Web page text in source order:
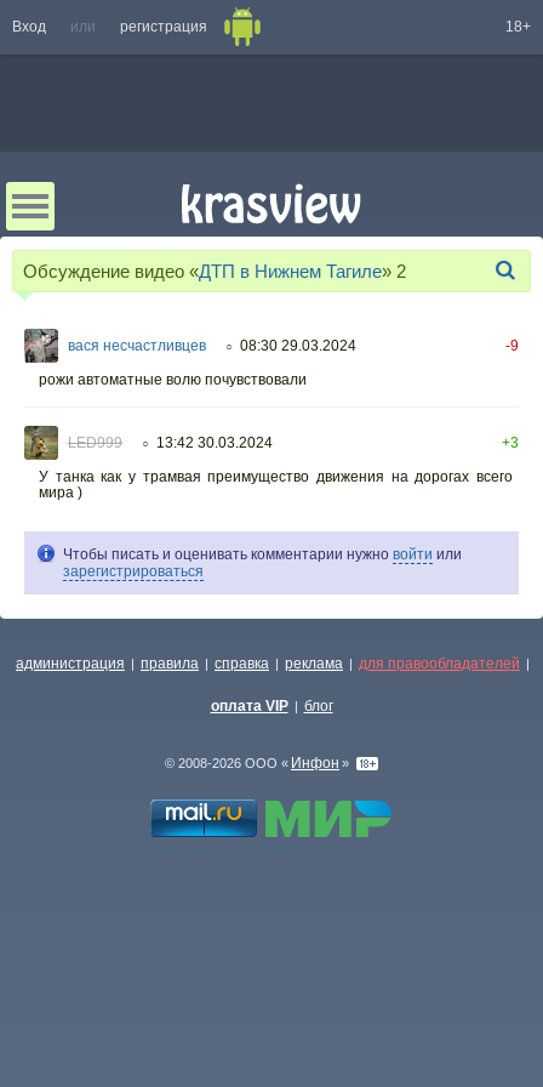
Вход или регистрация 18+
Обсуждение видео «ДТП в Нижнем Тагиле» 2
вася несчастливцев ○ 08:30 29.03.2024
-9
рожи автоматные волю почувствовали
LED999 ○ 13:42 30.03.2024
+3
У танка как у трамвая преимущество движения на дорогах всего
мира )
Чтобы писать и оценивать комментарии нужно войти или
зарегистрироваться
администрация | правила | справка | реклама | для правообладателей |
оплата VIP | блог
© 2008-2026 ООО « Инфон »